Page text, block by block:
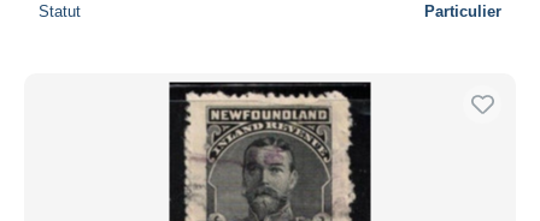
Statut Particulier